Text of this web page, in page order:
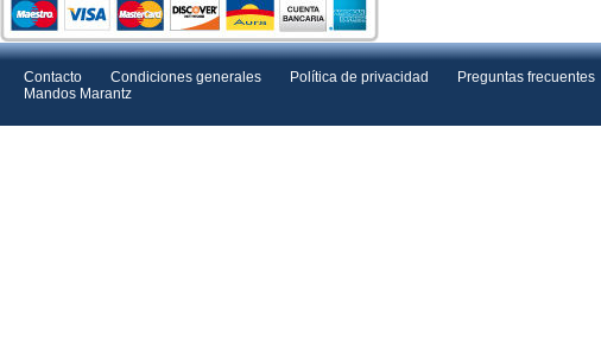
Contacto Condiciones generales Política de privacidad Preguntas frecuentes
Mandos Marantz